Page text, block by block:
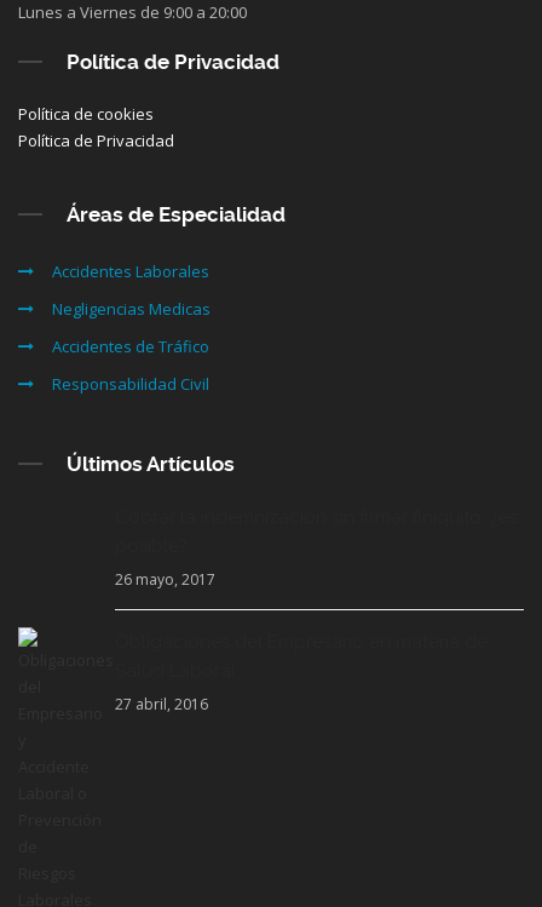
Lunes a Viernes de 9:00 a 20:00
Política de Privacidad
Política de cookies
Política de Privacidad
Áreas de Especialidad
Accidentes Laborales
Negligencias Medicas
Accidentes de Tráfico
Responsabilidad Civil
Últimos Artículos
26 mayo, 2017
27 abril, 2016